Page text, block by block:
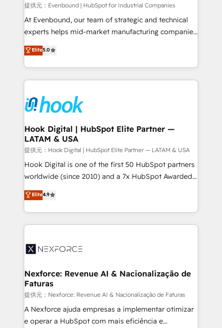
Your team learns while we build. We fix what others
broke. Built for mid-market reality—practical
solutions that work with your actual headcount and
HubSpot partners 🔄 Top 5% globally in client
retention 📅 8+ years of consistent results since 2017
move beyond spreadsheets into unified systems
that drive real business results.
提供元：Evenbound | HubSpot for Industrial Companies
At Evenbound, our team of strategic and technical
experts helps mid-market manufacturing companies
achieve real growth. We specialize in delivering
tailored solutions that drive results by leveraging
HubSpot’s platform and data to fuel success.
Technical Solutions: - HubSpot Technical Consulting -
Onboarding - Data Migration & Integrations -
Technical Audit & Optimization Strategic Solutions: -
Revenue Operations - Inbound Marketing -
Outbound Marketing - HubSpot CMS Website
Design & Development We empower our clients to
reach their full potential by providing transparent,
relationship-driven support. With over 300 HubSpot
technical know-how and strategic guidance you
need to succeed.
Elite5.0
Hook Digital | HubSpot Elite Partner —
LATAM & USA
提供元：Hook Digital | HubSpot Elite Partner — LATAM & USA
Hook Digital is one of the first 50 HubSpot partners
worldwide (since 2010) and a 7x HubSpot Awarded
Elite Partner. With 500+ projects across the U.S.,
Brazil, and LATAM, we combine global expertise with
regional experience. Today, we are Brazil’s largest
HubSpot Elite Partner—trusted by companies across
Implementation & Migration Onboarding across all
Station, Freshdesk, Intercom, and more. Custom
objects, automations, and integrations built for
growth. 🚀 AI-Driven GTM Orchestration Unify
HubSpot with LinkedIn, WhatsApp, email, paid
media, and AI voice to drive pipeline. 🤖 AI Custom
Elite4.9
Nexforce: Revenue AI & Nacionalização de
Faturas
提供元：Nexforce: Revenue AI & Nacionalização de Faturas
A Nexforce ajuda empresas a implementar otimizar
e operar a HubSpot com mais eficiência e